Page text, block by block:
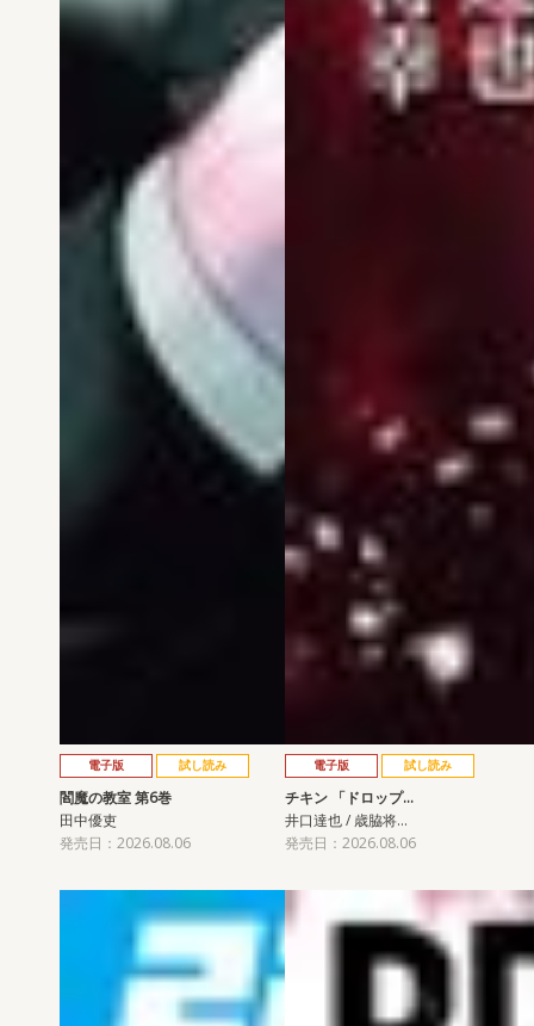
電子版 試し読み
閻魔の教室 第6巻
田中優吏
発売日：2026.08.06
電子版 試し読み
チキン 「ドロップ…
井口達也 / 歳脇将…
発売日：2026.08.06